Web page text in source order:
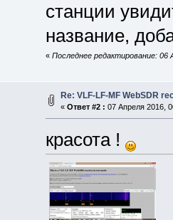
станции
название,
« Последнее редактирование: 06
Re: VLF-LF-MF WebSDR
« Ответ #2 : 07 Апреля 2016,
красота !